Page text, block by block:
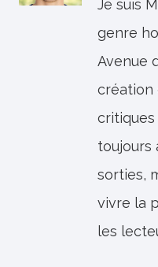
Je suis
genre
Avenue
création
toujours
sorties,
vivre la
les